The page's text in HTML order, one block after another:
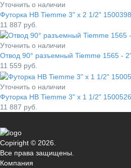
Уточнить о наличии
Футорка НВ Tiemme 3" x 2 1/2" 1500398
11 887 руб.
Уточнить о наличии
Отвод 90° разъемный Tiemme 1565 -
11 559 руб.
Уточнить о наличии
Футорка НВ Tiemme 3" x 1 1/2" 1500526
11 887 руб.
Copiright © 2026.
Все права защищены.
Компания